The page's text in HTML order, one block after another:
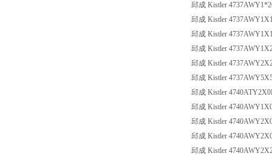
邱成 Kistler
邱成 Kistler
邱成 Kistler
邱成 Kistler
邱成 Kistler
邱成 Kistler
邱成 Kistler
邱成 Kistler
邱成 Kistler
邱成 Kistler
邱成 Kistler